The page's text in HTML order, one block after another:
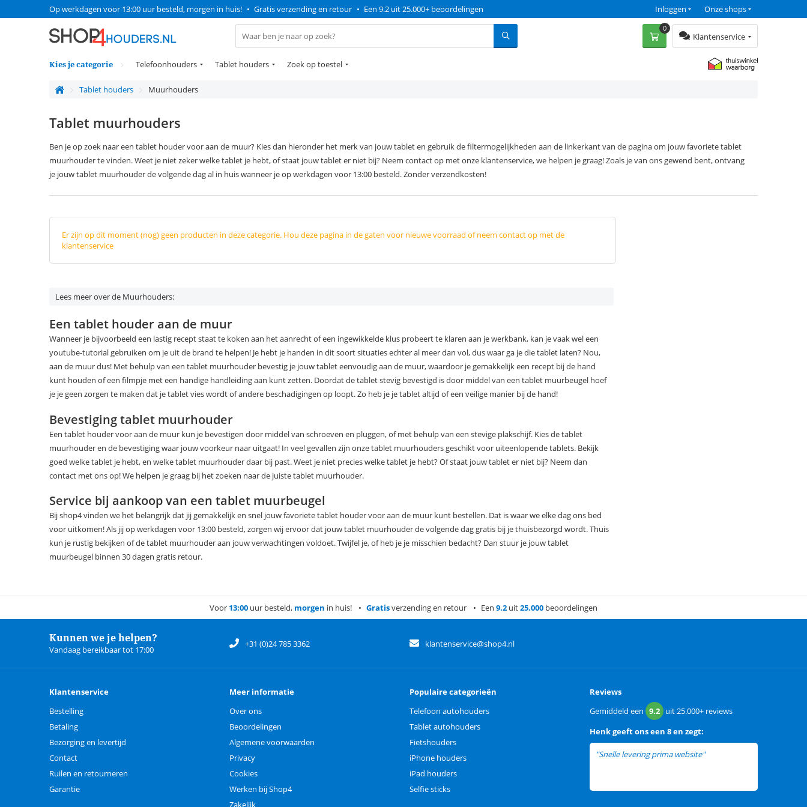
Op werkdagen voor 13:00 uur besteld, morgen in huis! • Gratis verzending en retour • Een 9.2 uit 25.000+ beoordelingen Onze shops
Inloggen
Klantenservice
0
Kies je categorie Telefoonhouders Tablet houders Zoek op toestel
Tablet houders Muurhouders
Tablet muurhouders
Ben je op zoek naar een tablet houder voor aan de muur? Kies dan hieronder het merk van jouw tablet en gebruik de filtermogelijkheden aan de linkerkant van de pagina om jouw favoriete tablet
muurhouder te vinden. Weet je niet zeker welke tablet je hebt, of staat jouw tablet er niet bij? Neem contact op met onze klantenservice, we helpen je graag! Zoals je van ons gewend bent, ontvang
je jouw tablet muurhouder de volgende dag al in huis wanneer je op werkdagen voor 13:00 besteld. Zonder verzendkosten!
Er zijn op dit moment (nog) geen producten in deze categorie. Hou deze pagina in de gaten voor nieuwe voorraad of neem contact op met de
klantenservice
Lees meer over de Muurhouders:
Een tablet houder aan de muur
Wanneer je bijvoorbeeld een lastig recept staat te koken aan het aanrecht of een ingewikkelde klus probeert te klaren aan je werkbank, kan je vaak wel een
youtube-tutorial gebruiken om je uit de brand te helpen! Je hebt je handen in dit soort situaties echter al meer dan vol, dus waar ga je die tablet laten? Nou,
aan de muur dus! Met behulp van een tablet muurhouder bevestig je jouw tablet eenvoudig aan de muur, waardoor je gemakkelijk een recept bij de hand
kunt houden of een filmpje met een handige handleiding aan kunt zetten. Doordat de tablet stevig bevestigd is door middel van een tablet muurbeugel hoef
je je geen zorgen te maken dat je tablet vies wordt of andere beschadigingen op loopt. Zo heb je je tablet altijd of een veilige manier bij de hand!
Bevestiging tablet muurhouder
Een tablet houder voor aan de muur kun je bevestigen door middel van schroeven en pluggen, of met behulp van een stevige plakschijf. Kies de tablet
muurhouder en de bevestiging waar jouw voorkeur naar uitgaat! In veel gevallen zijn onze tablet muurhouders geschikt voor uiteenlopende tablets. Bekijk
goed welke tablet je hebt, en welke tablet muurhouder daar bij past. Weet je niet precies welke tablet je hebt? Of staat jouw tablet er niet bij? Neem dan
contact met ons op! We helpen je graag bij het zoeken naar de juiste tablet muurhouder.
Service bij aankoop van een tablet muurbeugel
Bij shop4 vinden we het belangrijk dat jij gemakkelijk en snel jouw favoriete tablet houder voor aan de muur kunt bestellen. Dat is waar we elke dag ons bed
voor uitkomen! Als jij op werkdagen voor 13:00 besteld, zorgen wij ervoor dat jouw tablet muurhouder de volgende dag gratis bij je thuisbezorgd wordt. Thuis
kun je rustig bekijken of de tablet muurhouder aan jouw verwachtingen voldoet. Twijfel je, of heb je je misschien bedacht? Dan stuur je jouw tablet
muurbeugel binnen 30 dagen gratis retour.
Voor 13:00 uur besteld, morgen in huis! Gratisverzending en retour Een 9.2 uit25.000 beoordelingen
Kunnen we je helpen?
Vandaag bereikbaar tot 17:00
+31 (0)24 785 3362 klantenservice@shop4.nl
Klantenservice
Bestelling
Betaling
Bezorging en levertijd
Contact
Ruilen en retourneren
Garantie
Meer informatie
Over ons
Beoordelingen
Algemene voorwaarden
Privacy
Cookies
Werken bij Shop4
Zakelijk
Populaire categorieën
Telefoon autohouders
Tablet autohouders
Fietshouders
iPhone houders
iPad houders
Selfie sticks
Reviews
Gemiddeld een 9.2 uit25.000+ reviews
Henkgeeft ons een 8 en zegt:
"Snelle levering prima website"